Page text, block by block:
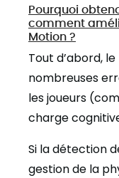
Pourquoi
comment
Motion ?
Tout d’abord,
nombreuses
les joueurs
charge
Si la détection
gestion de la